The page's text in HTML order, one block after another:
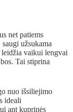
net patiems
užsukama
vaikui lengvai
Tai stiprina
nuo išsiliejimo
ideali
ant kuprinės